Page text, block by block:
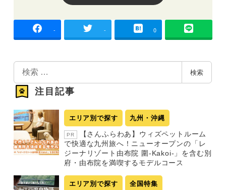
- - 0
索
検索
注目記事
エリア別で探す 九州・沖縄
PR
【さんふらわあ】ウィズペットルーム
で快適な九州旅へ！ニューオープンの「レ
ジーナリゾート由布院 圍-Kakoi-」を含む別
府・由布院を満喫するモデルコース
エリア別で探す 全国特集